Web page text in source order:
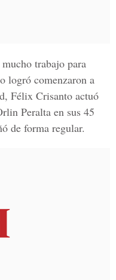
trabajo para
logró comenzaron a
Félix Crisanto actuó
Peralta en sus 45
de forma regular.